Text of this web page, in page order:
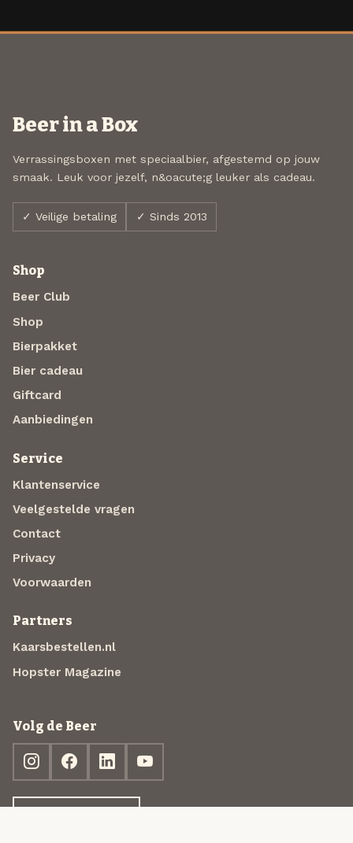
Beer in a Box
Verrassingsboxen met speciaalbier, afgestemd op jouw
smaak. Leuk voor jezelf, n&oacute;g leuker als cadeau.
✓ Veilige betaling ✓ Sinds 2013
Shop
Beer Club
Shop
Bierpakket
Bier cadeau
Giftcard
Aanbiedingen
Service
Klantenservice
Veelgestelde vragen
Contact
Privacy
Voorwaarden
Partners
Kaarsbestellen.nl
Hopster Magazine
Volg de Beer